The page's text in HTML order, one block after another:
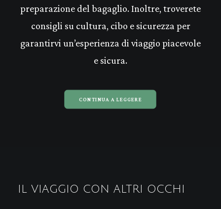
preparazione del bagaglio. Inoltre, troverete
consigli su cultura, cibo e sicurezza per
garantirvi un’esperienza di viaggio piacevole
e sicura.
CONTINUA A LEGGERE
IL VIAGGIO CON ALTRI OCCHI